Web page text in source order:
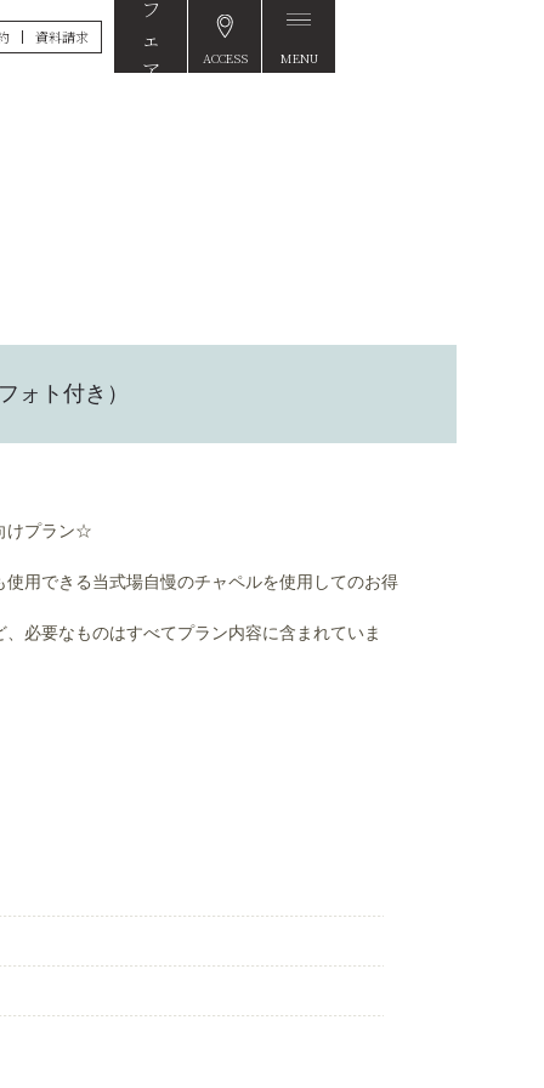
資料請求
ACCESS MENU
ォト付き）
けプラン☆
用できる当式場自慢のチャペルを使用してのお得
必要なものはすべてプラン内容に含まれていま